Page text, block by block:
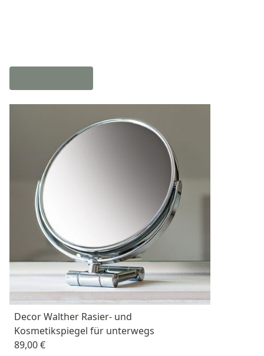
Decor Walther Rasier- und
Kosmetikspiegel für unterwegs
89,00 €